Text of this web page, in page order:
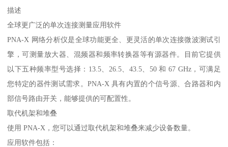
描述
全球更广泛的单次连接测量应用软件
PNA-X 网络分析仪是全球功能更全、更灵活的单次连接微波测试引
擎，可测量放大器、混频器和频率转换器等有源器件。目前它提供
以下五种频率型号选择：13.5、26.5、43.5、50 和 67 GHz，可满足
您特定的器件测试需求。PNA-X 具有内置的个信号源、合路器和内
部信号路由开关，能够提供的可配置性。
取代机架和堆叠
使用 PNA-X，您可以通过取代机架和堆叠来减少设备数量。
应用软件包括：